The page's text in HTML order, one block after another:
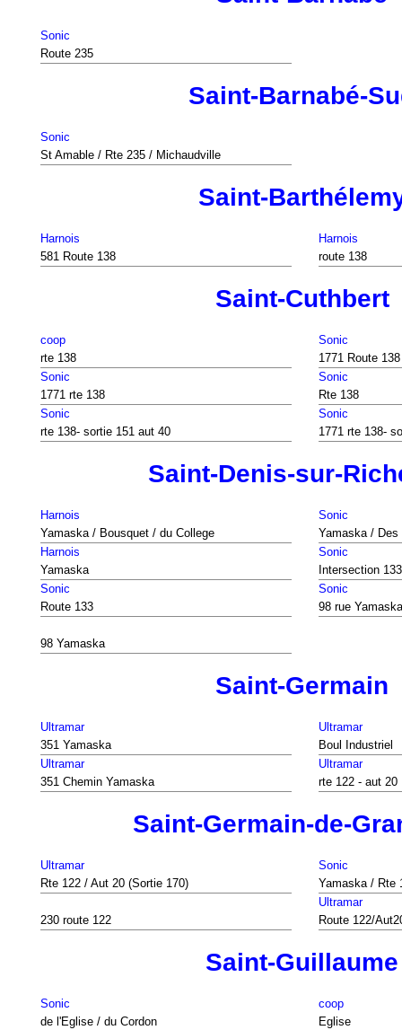
Sonic
Route 235
Saint-Barnabé-
Sonic
St Amable / Rte 235 / Michaudville
Saint-
Harnois
581 Route 138
Harnois
route 138
Saint-Cuthbert
coop
rte 138
Sonic
1771 Route 138
Sonic
1771 rte 138
Sonic
Rte 138
Sonic
rte 138- sortie 151 aut 40
Sonic
1771 rte 138-
Saint-Denis-sur-
Harnois
Yamaska / Bousquet / du College
Sonic
Yamaska / Des
Harnois
Yamaska
Sonic
Intersection
Sonic
Route 133
Sonic
98 rue Yamaska
98 Yamaska
Saint-Germain
Ultramar
351 Yamaska
Ultramar
Boul Industriel
Ultramar
351 Chemin Yamaska
Ultramar
rte 122 - aut 20
Saint-Germain-de-
Ultramar
Rte 122 / Aut 20 (Sortie 170)
Sonic
Yamaska / Rte
230 route 122
Ultramar
Route 122/
Saint-Guillaume
Sonic
de l'Eglise / du Cordon
coop
Eglise